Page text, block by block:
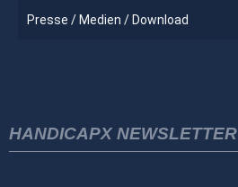
Presse / Medien / Download
HANDICAPX NEWSLETTER